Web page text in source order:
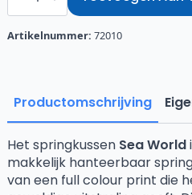
aantal
Artikelnummer: 72010
Productomschrijving
Het springkussen Sea World
makkelijk hanteerbaar
van een full colour print die